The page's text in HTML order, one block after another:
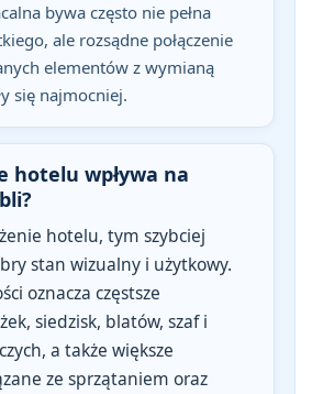
bywa często nie pełna
ale rozsądne połączenie
elementów z wymianą
się najmocniej.
hotelu wpływa na
hotelu, tym szybciej
stan wizualny i użytkowy.
oznacza częstsze
siedzisk, blatów, szaf i
, a także większe
ze sprzątaniem oraz